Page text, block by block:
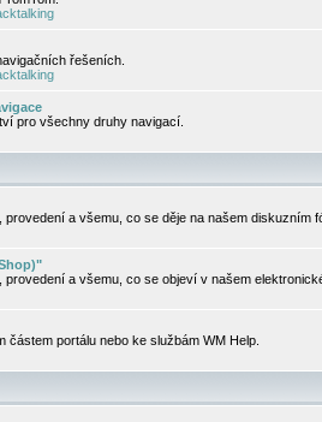
řešeních.
pro všechny druhy navigací.
provedení a všemu, co se děje na našem diskuzním
provedení a všemu, co se objeví v našem
částem portálu nebo ke službám WM Help.